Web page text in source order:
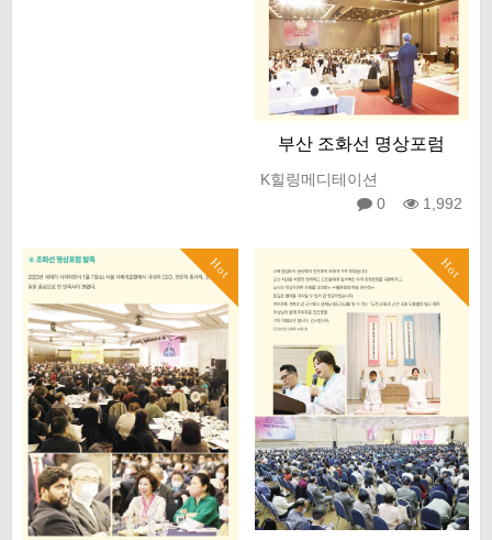
부산 조화선 명상포럼
K힐링메디테이션
0
1,992
Hot Hot